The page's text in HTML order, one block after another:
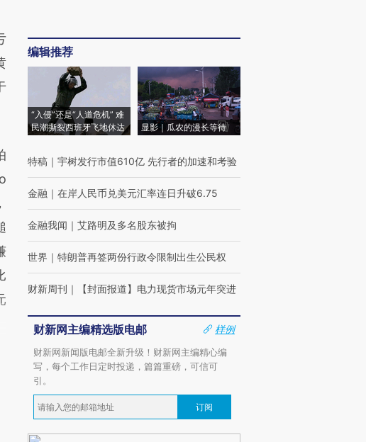
编辑推荐
“入侵”还是“人道危机” 难
民潮撕裂西班牙飞地休达
显影｜瓜农的漫长等待
特稿 ｜ 宇树发行市值610亿 先行者的加速和考验
金融 ｜ 在岸人民币兑美元汇率连日升破6.75
金融我闻 ｜ 艾路明及多名股东被拘
世界 ｜ 特朗普再签两份行政令限制出生公民权
财新周刊 ｜ 【封面报道】电力现货市场元年突进
财新网主编精选版电邮
样例
财新网新闻版电邮全新升级！财新网主编精心编
写，每个工作日定时投递，篇篇重磅，可信可
引。
订阅